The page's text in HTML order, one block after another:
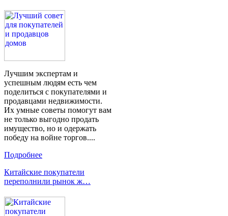
Лучшим экспертам и
успешным людям есть чем
поделиться с покупателями и
продавцами недвижимости.
Их умные советы помогут вам
не только выгодно продать
имущество, но и одержать
победу на войне торгов....
Подробнее
Китайские покупатели
переполнили рынок ж…